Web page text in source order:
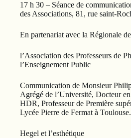
17 h 30 – Séance de
des Associations, 81, rue saint-
En partenariat avec la Régionale de
l’Association des Professeurs de
l’Enseignement Public
Communication de Monsieur
Agrégé de l’Université, Docteur
HDR, Professeur de Première
Lycée Pierre de Fermat à Toulouse.
Hegel et l’esthétique